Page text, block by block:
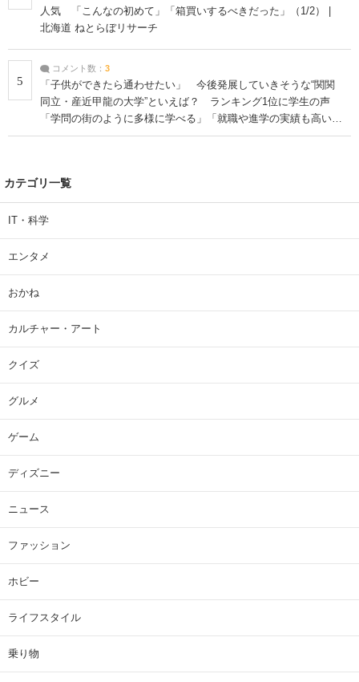
人気 「こんなの初めて」「箱買いするべきだった」（1/2） |
北海道 ねとらぼリサーチ
5
コメント数： 3
「子供ができたら通わせたい」 今後発展していきそうな“関関
同立・産近甲龍の大学”といえば？ ランキング1位に学生の声
「学問の街のように多様に学べる」「就職や進学の実績も高い」
| 大学 ねとらぼリサーチ
カテゴリ一覧
IT・科学
エンタメ
おかね
カルチャー・アート
クイズ
グルメ
ゲーム
ディズニー
ニュース
ファッション
ホビー
ライフスタイル
乗り物